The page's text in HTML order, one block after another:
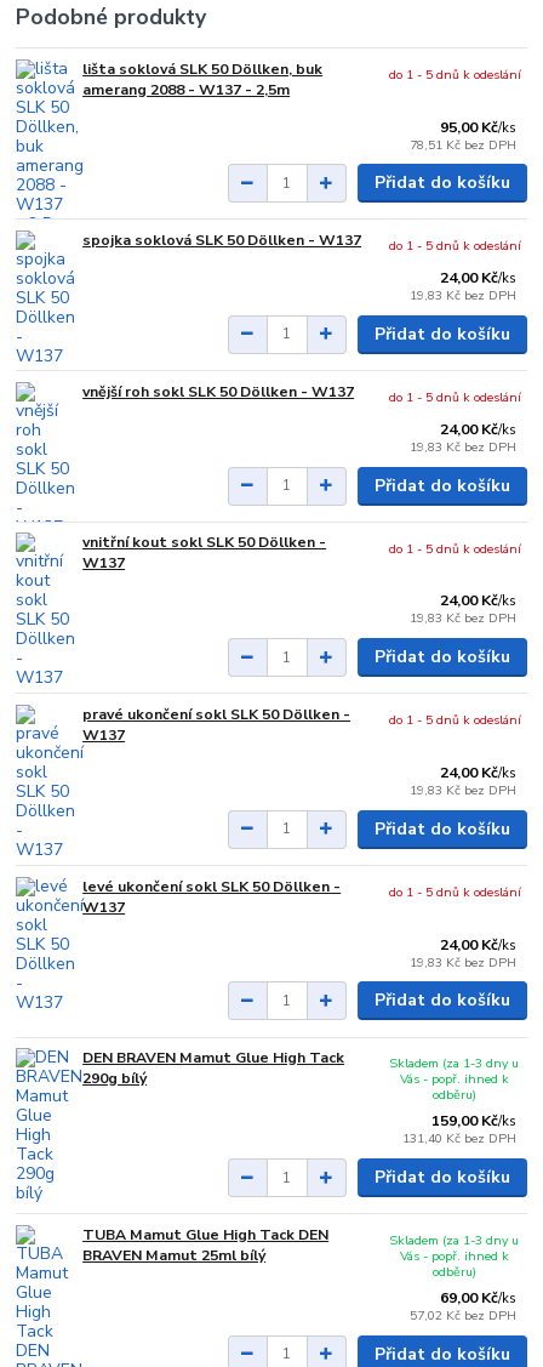
Podobné produkty
lišta soklová SLK 50 Döllken, buk
amerang 2088 - W137 - 2,5m
95,00 Kč/ks
78,51 Kč bez DPH
do 1 - 5 dnů k odeslání
Přidat do košíku
spojka soklová SLK 50 Döllken - W137
24,00 Kč/ks
19,83 Kč bez DPH
do 1 - 5 dnů k odeslání
Přidat do košíku
vnější roh sokl SLK 50 Döllken - W137
24,00 Kč/ks
19,83 Kč bez DPH
do 1 - 5 dnů k odeslání
Přidat do košíku
vnitřní kout sokl SLK 50 Döllken -
W137
24,00 Kč/ks
19,83 Kč bez DPH
do 1 - 5 dnů k odeslání
Přidat do košíku
pravé ukončení sokl SLK 50 Döllken -
W137
24,00 Kč/ks
19,83 Kč bez DPH
do 1 - 5 dnů k odeslání
Přidat do košíku
levé ukončení sokl SLK 50 Döllken -
W137
24,00 Kč/ks
19,83 Kč bez DPH
do 1 - 5 dnů k odeslání
Přidat do košíku
DEN BRAVEN Mamut Glue High Tack
290g bílý
159,00 Kč/ks
131,40 Kč bez DPH
Skladem (za 1-3 dny u
Vás - popř. ihned k
odběru)
Přidat do košíku
TUBA Mamut Glue High Tack DEN
BRAVEN Mamut 25ml bílý
69,00 Kč/ks
57,02 Kč bez DPH
Skladem (za 1-3 dny u
Vás - popř. ihned k
odběru)
Přidat do košíku